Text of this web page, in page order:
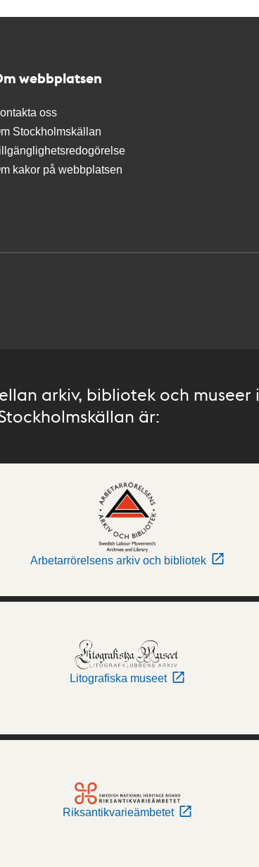
webbplatsen
oss
Stockholmskällan
kakor på webbplatsen
arkiv, bibliotek och museer i
är:
Arbetarrörelsens arkiv och bibliotek
Litografiska museet
Riksantikvarieämbetet